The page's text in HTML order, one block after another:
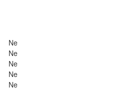
Ne
Ne
Ne
Ne
Ne